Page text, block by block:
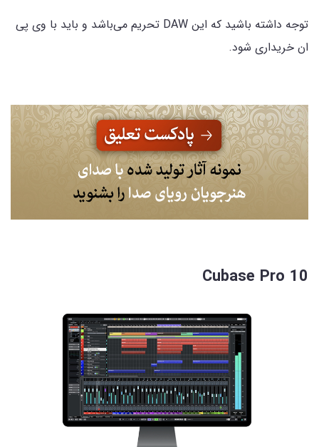
توجه داشته باشید که این DAW تحریم می‌باشد و باید با وی پی
ان خریداری شود.
Cubase Pro 10